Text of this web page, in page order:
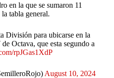
en la que se sumaron 11
tabla general.
División para ubicarse en la
Octava, que esta segundo a
rpJGas1XdP
August 10, 2024